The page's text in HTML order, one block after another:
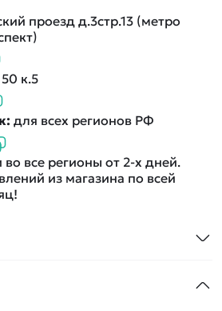
проезд д.3стр.13 (метро
к.5
для всех регионов РФ
во все регионы от 2-х дней.
из магазина по всей